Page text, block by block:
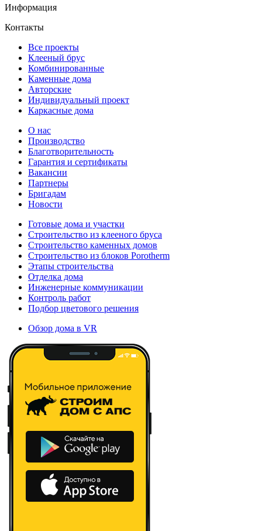
Информация
Контакты
Все проекты
Клееный брус
Комбинированные
Каменные дома
Авторские
Индивидуальный проект
Каркасные дома
О нас
Производство
Благотворительность
Гарантия и сертификаты
Вакансии
Партнеры
Бригадам
Новости
Готовые дома и участки
Строительство из клееного бруса
Строительство каменных домов
Строительство из блоков Porotherm
Этапы строительства
Отделка дома
Инженерные коммуникации
Контроль работ
Подбор цветового решения
Обзор дома в VR